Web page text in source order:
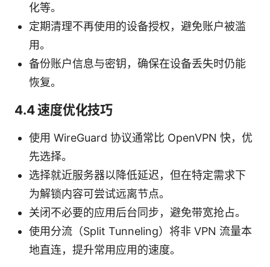
化等。
定期清理不再使用的设备授权，避免账户被滥
用。
备份账户信息与密钥，确保在设备丢失时仍能
恢复。
4.4 速度优化技巧
使用 WireGuard 协议通常比 OpenVPN 快，优
先选择。
选择就近服务器以降低延迟，但在特定需求下
为解锁内容可尝试远离节点。
关闭不必要的应用后台同步，避免带宽抢占。
使用分流（Split Tunneling）将非 VPN 流量本
地直连，提升常用应用的速度。